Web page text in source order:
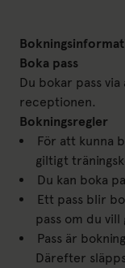
Boka pass
Du bokar pass
receptionen.
Bokningsregler
För att kunna
giltigt
Du kan boka
Ett pass blir
pass om du vill
Pass är
Därefter